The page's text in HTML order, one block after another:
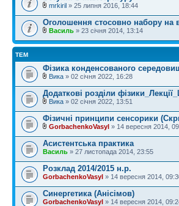
mrkiril » 25 липня 2016, 18:44
Оголошення стосовно набору на
Василь » 23 січня 2014, 13:14
ТЕМ
Фізика конденсованого
Вика » 02 січня 2022, 16:28
Додаткові розділи
Вика » 02 січня 2022, 13:51
Фізичні принципи сенсорики
GorbachenkoVasyl » 14 вересня 2014,
Асистентська практика
Василь » 27 листопада 2014, 23:55
Розклад 2014/2015 н.р.
GorbachenkoVasyl » 14 вересня 2014,
Синергетика (Анісімов)
GorbachenkoVasyl » 14 вересня 2014,